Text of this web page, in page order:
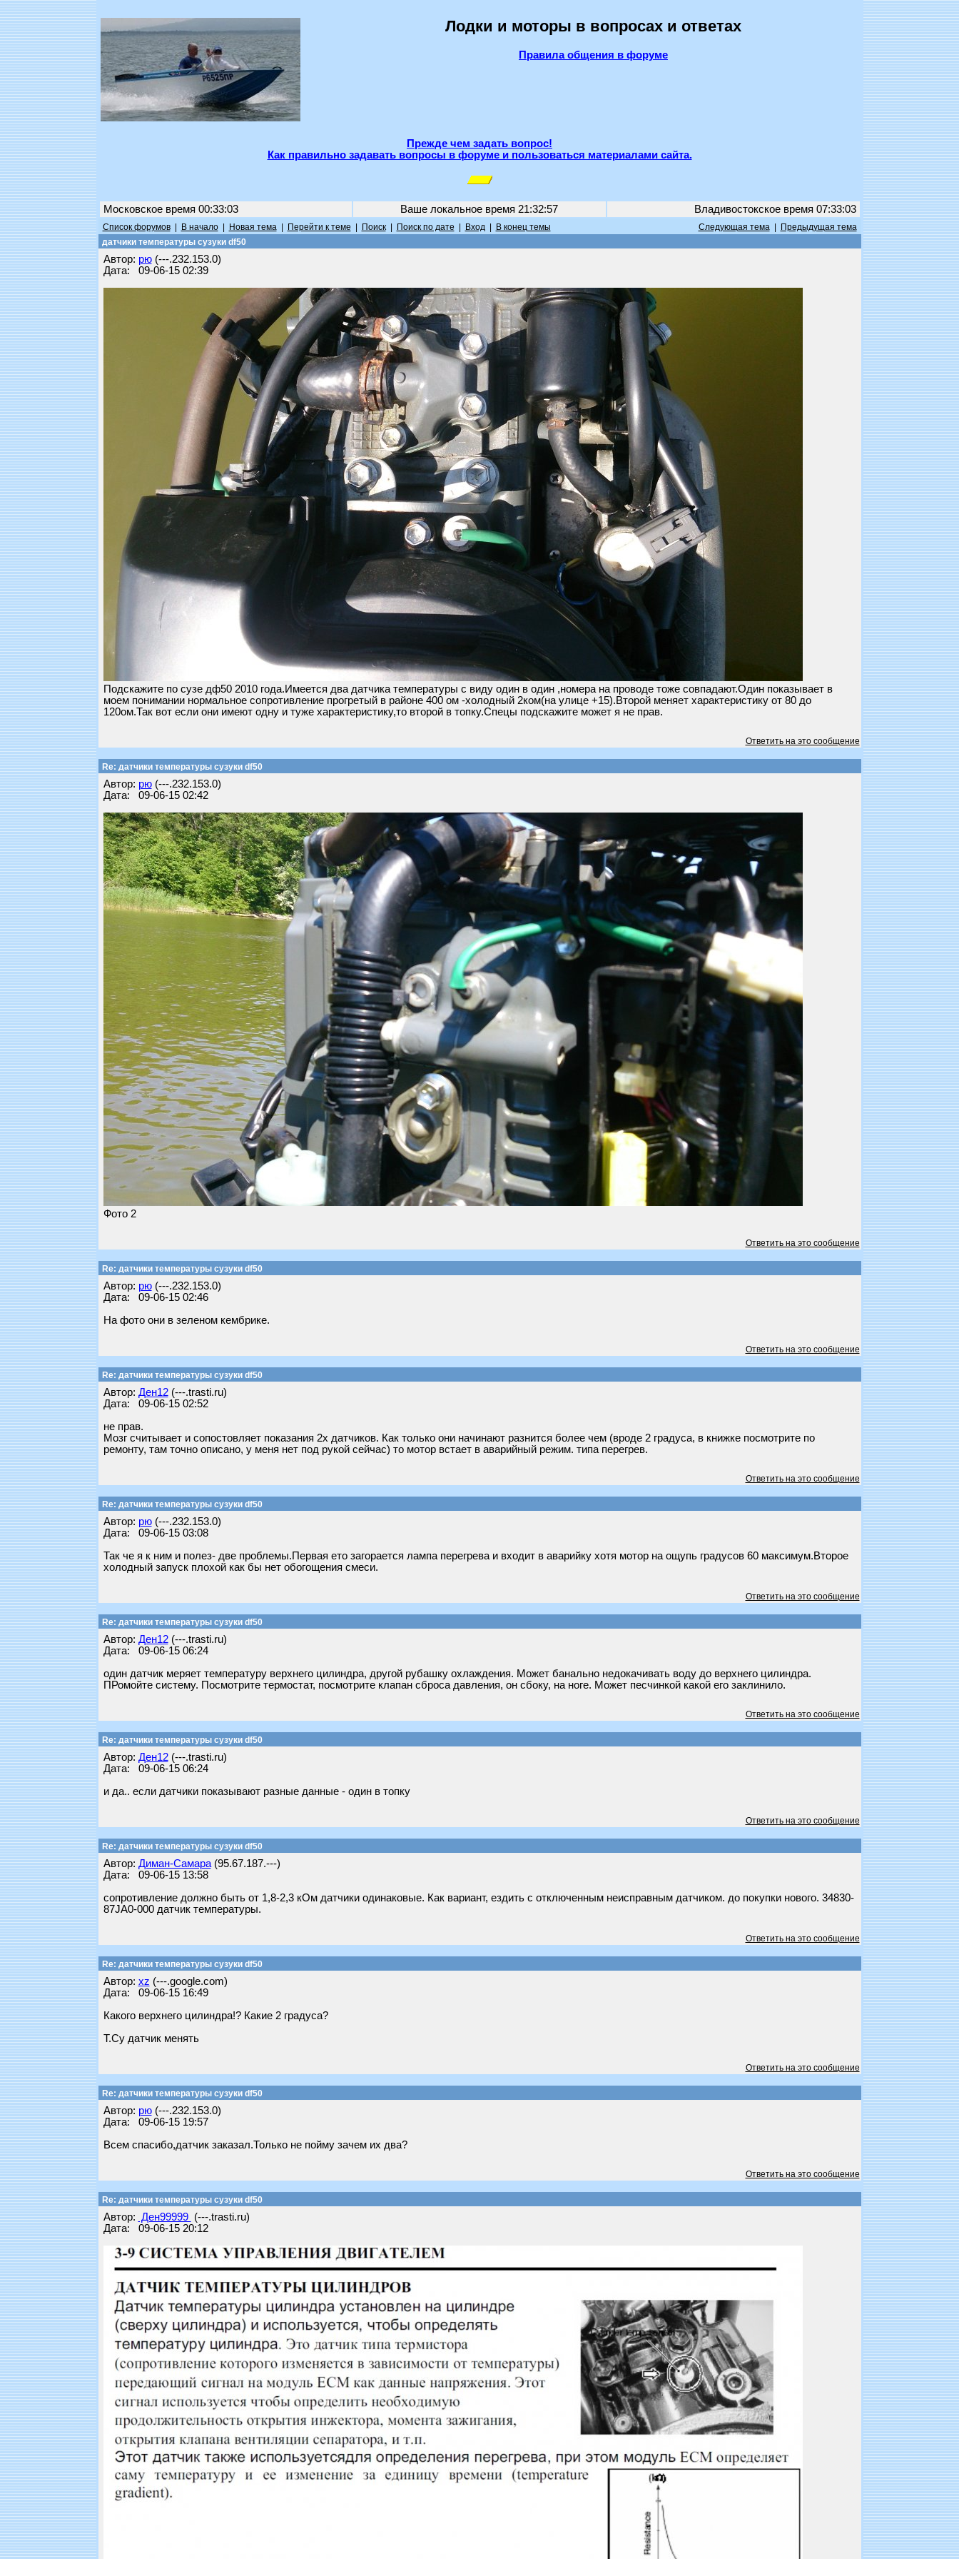
Лодки и моторы в вопросах и ответах
Правила общения в форуме
Прежде чем задать вопрос!
Как правильно задавать вопросы в форуме и пользоваться материалами сайта.
Московское время 00:33:03 Ваше локальное время 21:32:57 Владивостокское время 07:33:03
Список форумов| В начало| Новая тема| Перейти к теме Поиск| Поиск по дате Вход| В конец темы Следующая тема|
Предыдущая тема
датчики температуры сузуки df50
Автор: рю(---.232.153.0)
Дата: 09-06-15 02:39
Подскажите по сузе дф50 2010 года.Имеется два датчика температуры с виду один в один ,номера на проводе тоже совпадают.Один показывает в
моем понимании нормальное сопротивление прогретый в районе 400 ом -холодный 2ком(на улице +15).Второй меняет характеристику от 80 до
120ом.Так вот если они имеют одну и туже характеристику,то второй в топку.Спецы подскажите может я не прав.
Ответить на это сообщение
Re: датчики температуры сузуки df50
Автор: рю(---.232.153.0)
Дата: 09-06-15 02:42
Фото 2
Ответить на это сообщение
Re: датчики температуры сузуки df50
Автор: рю(---.232.153.0)
Дата: 09-06-15 02:46
На фото они в зеленом кембрике.
Ответить на это сообщение
Re: датчики температуры сузуки df50
Автор: Ден12(---.trasti.ru)
Дата: 09-06-15 02:52
не прав.
Мозг считывает и сопостовляет показания 2х датчиков. Как только они начинают разнится более чем (вроде 2 градуса, в книжке посмотрите по
ремонту, там точно описано, у меня нет под рукой сейчас) то мотор встает в аварийный режим. типа перегрев.
Ответить на это сообщение
Re: датчики температуры сузуки df50
Автор: рю(---.232.153.0)
Дата: 09-06-15 03:08
Так че я к ним и полез- две проблемы.Первая ето загорается лампа перегрева и входит в аварийку хотя мотор на ощупь градусов 60 максимум.Второе
холодный запуск плохой как бы нет обогощения смеси.
Ответить на это сообщение
Re: датчики температуры сузуки df50
Автор: Ден12(---.trasti.ru)
Дата: 09-06-15 06:24
один датчик меряет температуру верхнего цилиндра, другой рубашку охлаждения. Может банально недокачивать воду до верхнего цилиндра.
ПРомойте систему. Посмотрите термостат, посмотрите клапан сброса давления, он сбоку, на ноге. Может песчинкой какой его заклинило.
Ответить на это сообщение
Re: датчики температуры сузуки df50
Автор: Ден12(---.trasti.ru)
Дата: 09-06-15 06:24
и да.. если датчики показывают разные данные - один в топку
Ответить на это сообщение
Re: датчики температуры сузуки df50
Автор: Диман-Самара(95.67.187.---)
Дата: 09-06-15 13:58
сопротивление должно быть от 1,8-2,3 кОм датчики одинаковые. Как вариант, ездить с отключенным неисправным датчиком. до покупки нового. 34830-
87JA0-000 датчик температуры.
Ответить на это сообщение
Re: датчики температуры сузуки df50
Автор: xz (---.google.com)
Дата: 09-06-15 16:49
Какого верхнего цилиндра!? Какие 2 градуса?
Т.Су датчик менять
Ответить на это сообщение
Re: датчики температуры сузуки df50
Автор: рю(---.232.153.0)
Дата: 09-06-15 19:57
Всем спасибо,датчик заказал.Только не пойму зачем их два?
Ответить на это сообщение
Re: датчики температуры сузуки df50
Автор: Ден99999 (---.trasti.ru)
Дата: 09-06-15 20:12